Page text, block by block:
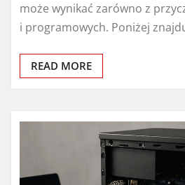
może wynikać zarówno z
i programowych. Poniżej
READ MORE